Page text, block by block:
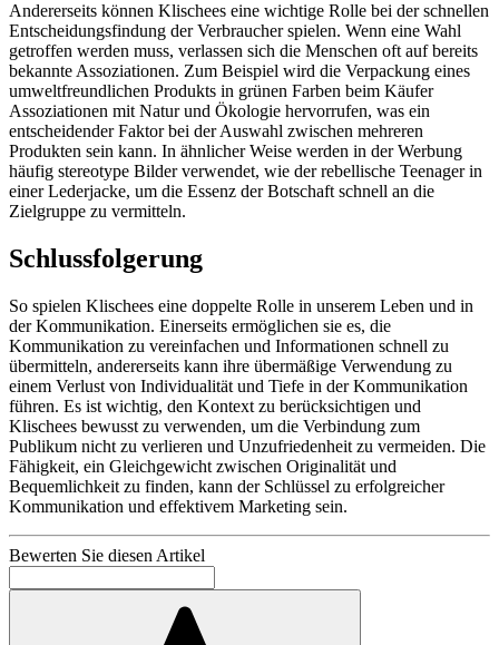
Andererseits können Klischees eine wichtige Rolle bei der schnellen
Entscheidungsfindung der Verbraucher spielen. Wenn eine Wahl
getroffen werden muss, verlassen sich die Menschen oft auf bereits
bekannte Assoziationen. Zum Beispiel wird die Verpackung eines
umweltfreundlichen Produkts in grünen Farben beim Käufer
Assoziationen mit Natur und Ökologie hervorrufen, was ein
entscheidender Faktor bei der Auswahl zwischen mehreren
Produkten sein kann. In ähnlicher Weise werden in der Werbung
häufig stereotype Bilder verwendet, wie der rebellische Teenager in
einer Lederjacke, um die Essenz der Botschaft schnell an die
Zielgruppe zu vermitteln.
Schlussfolgerung
So spielen Klischees eine doppelte Rolle in unserem Leben und in
der Kommunikation. Einerseits ermöglichen sie es, die
Kommunikation zu vereinfachen und Informationen schnell zu
übermitteln, andererseits kann ihre übermäßige Verwendung zu
einem Verlust von Individualität und Tiefe in der Kommunikation
führen. Es ist wichtig, den Kontext zu berücksichtigen und
Klischees bewusst zu verwenden, um die Verbindung zum
Publikum nicht zu verlieren und Unzufriedenheit zu vermeiden. Die
Fähigkeit, ein Gleichgewicht zwischen Originalität und
Bequemlichkeit zu finden, kann der Schlüssel zu erfolgreicher
Kommunikation und effektivem Marketing sein.
Bewerten Sie diesen Artikel